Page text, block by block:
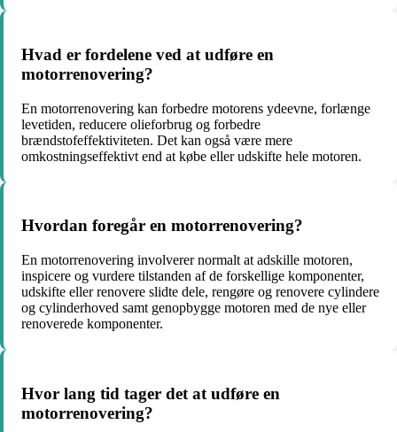
Hvad er fordelene ved at udføre en
motorrenovering?
En motorrenovering kan forbedre motorens ydeevne, forlænge
levetiden, reducere olieforbrug og forbedre
brændstofeffektiviteten. Det kan også være mere
omkostningseffektivt end at købe eller udskifte hele motoren.
Hvordan foregår en motorrenovering?
En motorrenovering involverer normalt at adskille motoren,
inspicere og vurdere tilstanden af ​​de forskellige komponenter,
udskifte eller renovere slidte dele, rengøre og renovere cylindere
og cylinderhoved samt genopbygge motoren med de nye eller
renoverede komponenter.
Hvor lang tid tager det at udføre en
motorrenovering?